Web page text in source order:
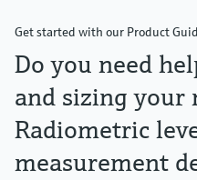
Get started with our Product
Do you need
and sizing your
Radiometric
measurement